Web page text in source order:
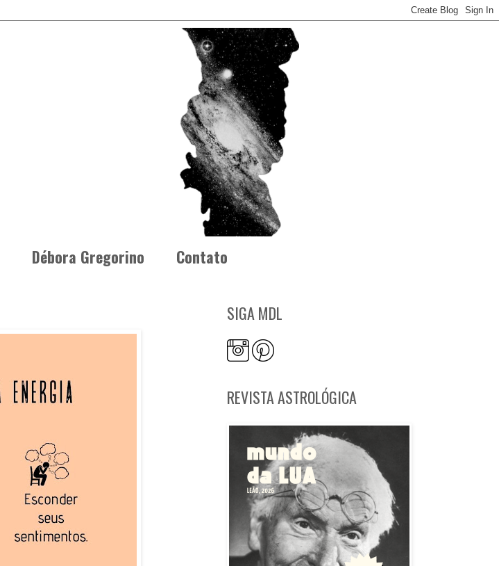
Débora Gregorino Contato
SIGA MDL
REVISTA ASTROLÓGICA